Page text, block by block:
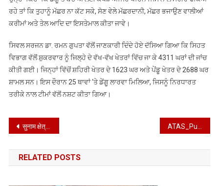
ਰਹੇ ਤਾਂ ਕਿ ਤੁਹਾਨੂੰ ਮੱਛਰ ਨਾ ਕੱਟ ਸਕੇ, ਸੋਣ ਵੇਲੇ ਮੱਛਰਦਾਨੀ, ਮੱਛਰ ਭਜਾਉਣ ਵਾਲੀਆਂ
ਕਰੀਮਾਂ ਅਤੇ ਤੇਲ ਆਦਿ ਦਾ ਇਸਤੇਮਾਲ ਕੀਤਾ ਜਾਵੇ।
ਸਿਵਲ ਸਰਜਨ ਡਾ. ਰਮਨ ਗੁਪਤਾ ਵੱਲੋਂ ਜਾਣਕਾਰੀ ਦਿੰਦੇ ਹੋਏ ਦੱਸਿਆ ਗਿਆ ਕਿ ਸਿਹਤ
ਵਿਭਾਗ ਵੱਲੋਂ ਸ਼ੁਕਰਵਾਰ ਨੂੰ ਜਿਲ੍ਹੇ ਦੇ ਵੱਖ-ਵੱਖ ਖੇਤਰਾਂ ਵਿੱਚ ਜਾ ਕੇ 4311 ਘਰਾਂ ਦੀ ਜਾਂਚ
ਕੀਤੀ ਗਈ। ਜਿਨ੍ਹਾਂ ਵਿੱਚੋਂ ਸ਼ਹਿਰੀ ਖੇਤਰ ਦੇ 1623 ਘਰ ਅਤੇ ਪੇਂਡੂ ਖੇਤਰ ਦੇ 2688 ਘਰ
ਸ਼ਾਮਲ ਸਨ। ਇਸ ਦੌਰਾਨ 25 ਥਾਵਾਂ ‘ਤੇ ਡੇਂਗੂ ਲਾਰਵਾ ਮਿਲਿਆ, ਜਿਸਨੂੰ ਨਿਰਧਾਰਤ
ਤਰੀਕੇ ਨਾਲ ਟੀਮਾਂ ਵੱਲੋਂ ਨਸ਼ਟ ਕੀਤਾ ਗਿਆ।
Post
navigation
सुनाम क्षेत्र के चीमा में 5.06 करोड़ रुपये की लागत से निर्मित बस स्टैंड
RELATED POSTS